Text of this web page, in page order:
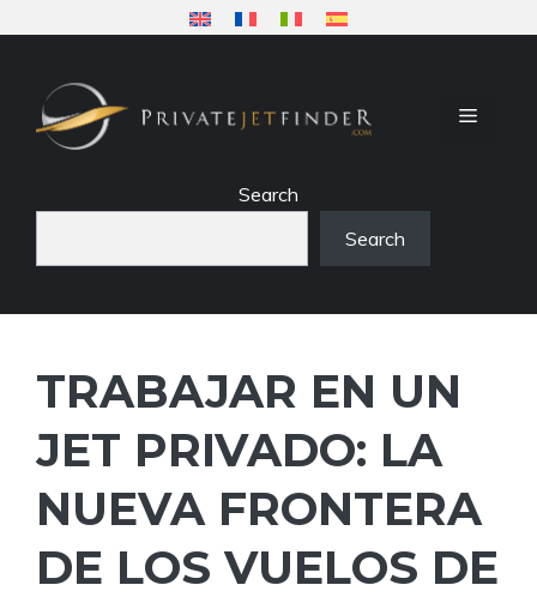
contenido
MENÚ
Search
Search
TRABAJAR EN UN
JET PRIVADO: LA
NUEVA FRONTERA
DE LOS VUELOS DE